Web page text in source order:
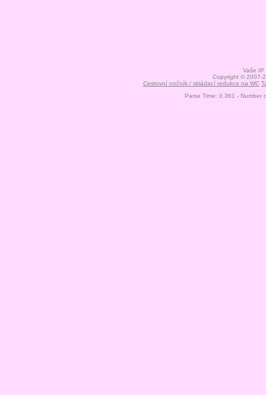
Vaše
Copyright © 2007-
Cestovní nočník / skládací redukce na WC
Parse Time: 0.361 - Number